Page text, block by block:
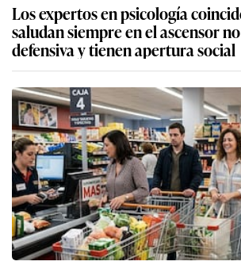
Los expertos en psicología
saludan siempre en el ascensor
defensiva y tienen apertura social